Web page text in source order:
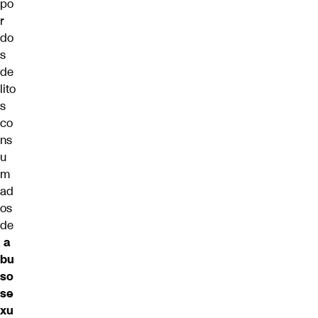
po
r
do
s
de
lito
s
co
ns
u
m
ad
os
de
a
bu
so
se
xu